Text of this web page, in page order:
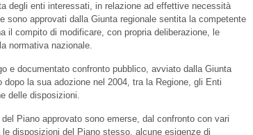
degli enti interessati, in relazione ad effettive necessità
sono approvati dalla Giunta regionale sentita la competente
il compito di modificare, con propria deliberazione, le
normativa nazionale.
e documentato confronto pubblico, avviato dalla Giunta
la sua adozione nel 2004, tra la Regione, gli Enti
delle disposizioni.
Piano approvato sono emerse, dal confronto con vari
disposizioni del Piano stesso, alcune esigenze di